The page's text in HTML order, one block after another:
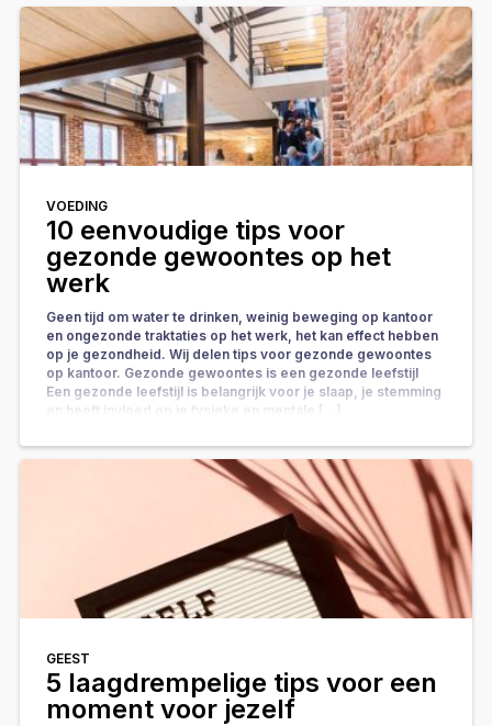
VOEDING
10 eenvoudige tips voor
gezonde gewoontes op het
werk
Geen tijd om water te drinken, weinig beweging op kantoor
en ongezonde traktaties op het werk, het kan effect hebben
op je gezondheid. Wij delen tips voor gezonde gewoontes
op kantoor. Gezonde gewoontes is een gezonde leefstijl
Een gezonde leefstijl is belangrijk voor je slaap, je stemming
en heeft invloed op je fysieke en mentale […]
GEEST
5 laagdrempelige tips voor een
moment voor jezelf